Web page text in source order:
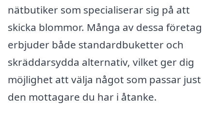
nätbutiker som specialiserar sig på att
skicka blommor. Många av dessa företag
erbjuder både standardbuketter och
skräddarsydda alternativ, vilket ger dig
möjlighet att välja något som passar just
den mottagare du har i åtanke.